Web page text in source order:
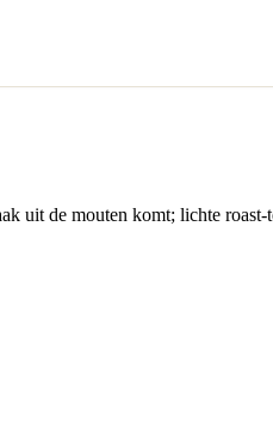
uit de mouten komt; lichte